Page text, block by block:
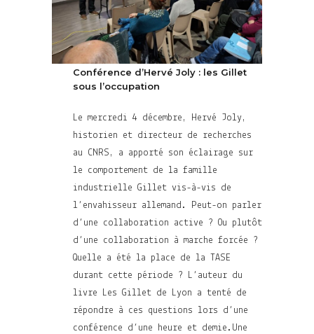
Conférence d’Hervé Joly : les Gillet
sous l’occupation
Le mercredi 4 décembre, Hervé Joly,
historien et directeur de recherches
au CNRS, a apporté son éclairage sur
le comportement de la famille
industrielle Gillet vis-à-vis de
l’envahisseur allemand. Peut-on parler
d’une collaboration active ? Ou plutôt
d’une collaboration à marche forcée ?
Quelle a été la place de la TASE
durant cette période ? L’auteur du
livre Les Gillet de Lyon a tenté de
répondre à ces questions lors d’une
conférence d’une heure et demie.Une